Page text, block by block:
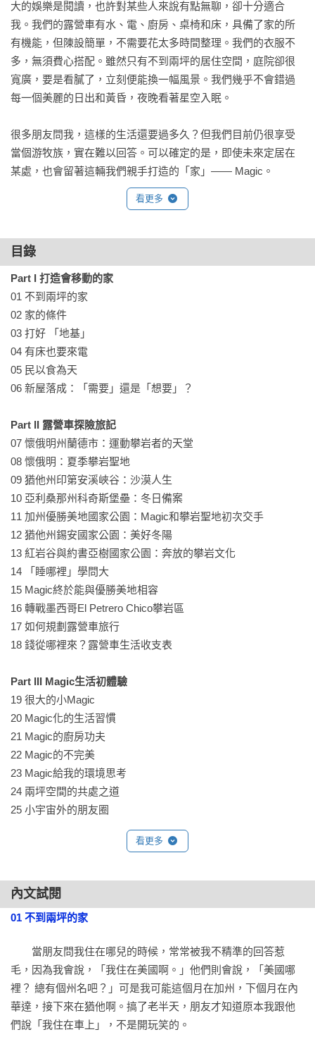
大的娛樂是閱讀，也許對某些人來說有點無聊，卻十分適合
我。我們的露營車有水、電、廚房、桌椅和床，具備了家的所
有機能，但陳設簡單，不需要花太多時間整理。我們的衣服不
多，無須費心搭配。雖然只有不到兩坪的居住空間，庭院卻很
寬廣，要是看膩了，立刻便能換一幅風景。我們幾乎不會錯過
每一個美麗的日出和黃昏，夜晚看著星空入眠。
很多朋友問我，這樣的生活還要過多久？但我們目前仍很享受
當個游牧族，實在難以回答。可以確定的是，即使未來定居在
某處，也會留著這輛我們親手打造的「家」—— Magic。
看更多
目錄
Part I 打造會移動的家
01 不到兩坪的家
02 家的條件
03 打好 「地基」
04 有床也要來電
05 民以食為天
06 新屋落成：「需要」還是「想要」？
Part II 露營車探險旅記
07 懷俄明州蘭德市：運動攀岩者的天堂
08 懷俄明：夏季攀岩聖地
09 猶他州印第安溪峽谷：沙漠人生
10 亞利桑那州科奇斯堡壘：冬日備案
11 加州優勝美地國家公園：Magic和攀岩聖地初次交手
12 猶他州錫安國家公園：美好冬陽
13 紅岩谷與約書亞樹國家公園：奔放的攀岩文化
14 「睡哪裡」學問大
15 Magic終於能與優勝美地相容
16 轉戰墨西哥El Petrero Chico攀岩區
17 如何規劃露營車旅行
18 錢從哪裡來？露營車生活收支表
Part III Magic生活初體驗
19 很大的小Magic
20 Magic化的生活習慣
21 Magic的廚房功夫
22 Magic的不完美
23 Magic給我的環境思考
24 兩坪空間的共處之道
25 小宇宙外的朋友圈
26 想尋找真正的荒野，就用走的吧
27 Magic的生活可以長久嗎？看更多
內文試閱
01 不到兩坪的家
當朋友問我住在哪兒的時候，常常被我不精準的回答惹
毛，因為我會說，「我住在美國啊。」他們則會說，「美國哪
裡？ 總有個州名吧？」可是我可能這個月在加州，下個月在內
華達，接下來在猶他啊。搞了老半天，朋友才知道原本我跟他
們說「我住在車上」，不是開玩笑的。